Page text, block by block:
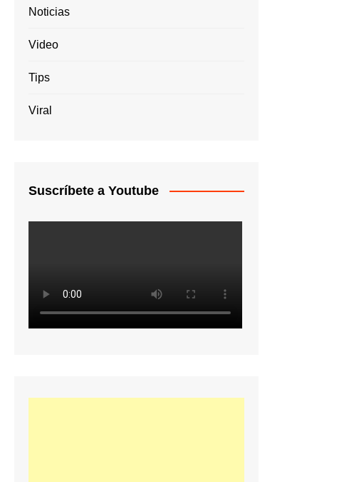
Noticias
Video
Tips
Viral
Suscríbete a Youtube